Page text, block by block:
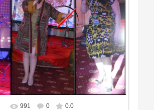
991 0 0.0